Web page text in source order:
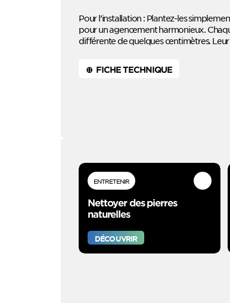
Pour l’installation : Plantez-les
pour un agencement harmonieux.
différente de quelques centimètres.
⊕ FICHE TECHNIQUE
ENTRETENIR
Nettoyer des pierres
naturelles
DÉCOUVRIR